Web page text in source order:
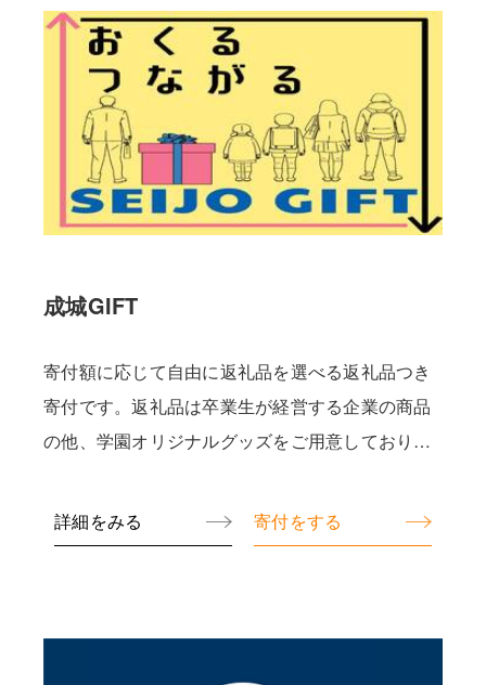
成城GIFT
寄付額に応じて自由に返礼品を選べる返礼品つき
寄付です。返礼品は卒業生が経営する企業の商品
の他、学園オリジナルグッズをご用意しておりま
詳細をみる
寄付をする